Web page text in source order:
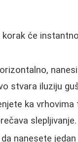
korak će
stvara iluziju
ka
slepljivanje.
nanesete